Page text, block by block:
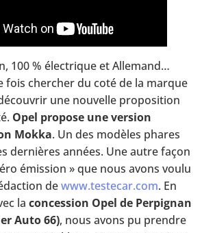
100 % électrique et Allemand…
fois chercher du coté de la marque
une nouvelle proposition
Opel propose une version
Mokka. Un des modèles phares
dernières années. Une autre façon
émission » que nous avons voulu
dewww.testecar.com. En
la concession Opel de Perpignan
Auto 66), nous avons pu prendre